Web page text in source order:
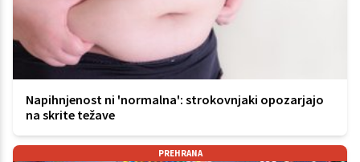
Napihnjenost ni 'normalna': strokovnjaki opozarjajo
na skrite težave
PREHRANA